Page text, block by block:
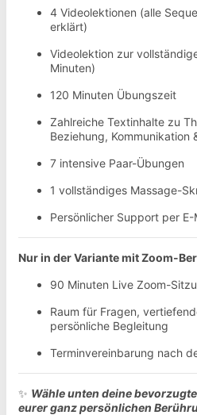
4 Videolektionen (alle
erklärt)
Videolektion zur
Minuten)
120 Minuten Übungszeit
Zahlreiche Textinhalte zu
Beziehung, Kommunikation
7 intensive Paar-Übungen
1 vollständiges Massage-
Persönlicher Support per E-
Nur in der Variante mit Zoom-
90 Minuten Live Zoom-
Raum für Fragen,
persönliche Begleitung
Terminvereinbarung nach
✨ Wähle unten deine
eurer ganz persönlichen